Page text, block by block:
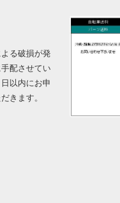
る破損が発
配させてい
以内にお申
きます。